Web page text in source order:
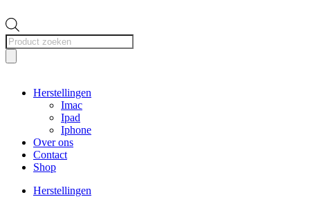
Producten
zoeken
Herstellingen
Imac
Ipad
Iphone
Over ons
Contact
Shop
Herstellingen